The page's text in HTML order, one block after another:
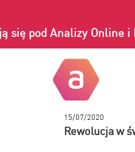
się pod Analizy Online i
15/07/2020
Rewolucja w